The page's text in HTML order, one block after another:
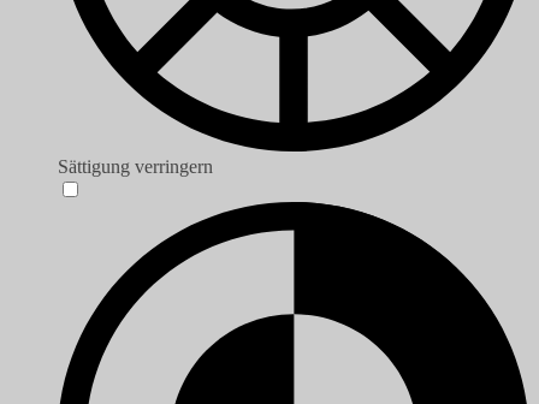
Sättigung verringern